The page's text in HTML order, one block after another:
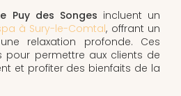
Puy des Songes incluent un
à Sury-le-Comtal, offrant un
relaxation profonde. Ces
pour permettre aux clients de
et profiter des bienfaits de la